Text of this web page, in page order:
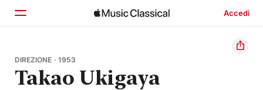
Accedi
Home
Scopri
DIREZIONE · 1953
Takao Ukigaya